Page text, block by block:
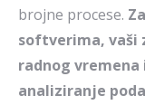
brojne procese.
softverima, vaši
radnog
analiziranje